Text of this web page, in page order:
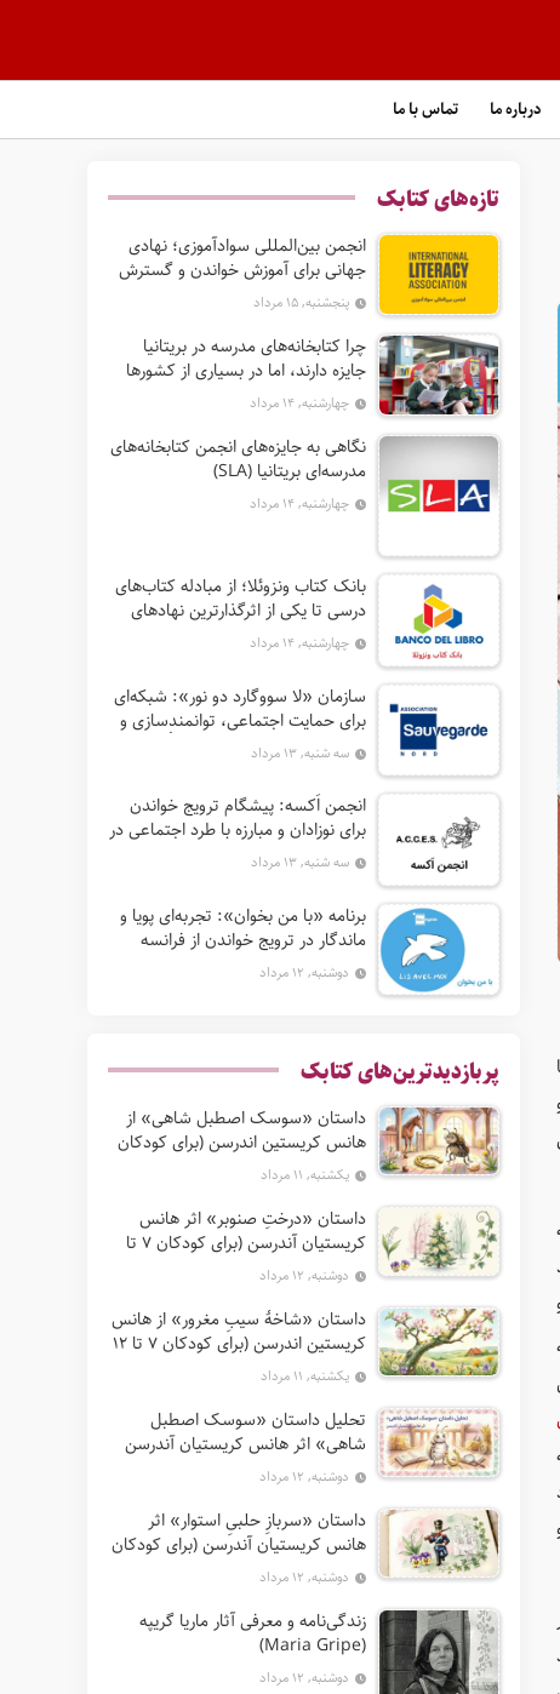
درباره ما تماس با ما
تازه‌های کتابک
انجمن بین‌المللی سوادآموزی؛ نهادی
جهانی برای آموزش خواندن و گسترش
حق سواد
پنجشنبه, ۱۵ مرداد
چرا کتابخانه‌های مدرسه در بریتانیا
جایزه دارند، اما در بسیاری از کشورها
نه؟چهارشنبه, ۱۴ مرداد
نگاهی به جایزه‌های انجمن کتابخانه‌های
مدرسه‌ای بریتانیا (SLA)
چهارشنبه, ۱۴ مرداد
بانک کتاب ونزوئلا؛ از مبادله کتاب‌های
درسی تا یکی از اثرگذارترین نهادهای
ترویج خواندن در آمریکای لاتین
چهارشنبه, ۱۴ مرداد
سازمان «لا سووگارد دو نور»: شبکه‌ای
برای حمایت اجتماعی، توانمندسازی و
ترویج فرهنگ (آ. د. اِن. اِس. اُ. آ سابق)
سه شنبه, ۱۳ مرداد
انجمن اَکسه: پیشگام ترویج خواندن
برای نوزادان و مبارزه با طرد اجتماعی در
فرانسه
سه شنبه, ۱۳ مرداد
برنامه «با من بخوان»: تجربه‌ای پویا و
ماندگار در ترویج خواندن از فرانسه
دوشنبه, ۱۲ مرداد
پربازدیدترین‌های کتابک
داستان «سوسک اصطبل شاهی» از
هانس کریستین اندرسن (برای کودکان
7 تا 12 سال) یکشنبه, ۱۱ مرداد
داستان «درختِ صنوبر» اثر هانس
کریستیان آندرسن (برای کودکان 7 تا
12 سال) دوشنبه, ۱۲ مرداد
داستان «شاخهٔ سیبِ مغرور» از هانس
کریستین اندرسن (برای کودکان 7 تا 12
سال)یکشنبه, ۱۱ مرداد
تحلیل داستان «سوسک اصطبل
شاهی» اثر هانس کریستیان آندرسن
دوشنبه, ۱۲ مرداد
داستان «سربازِ حلبیِ استوار» اثر
هانس کریستیان آندرسن (برای کودکان
7 تا 12 سال) دوشنبه, ۱۲ مرداد
زندگی‌نامه و معرفی آثار ماریا گریپه
(Maria Gripe)
دوشنبه, ۱۲ مرداد